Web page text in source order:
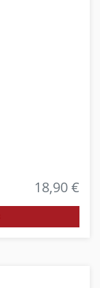
18,90 €